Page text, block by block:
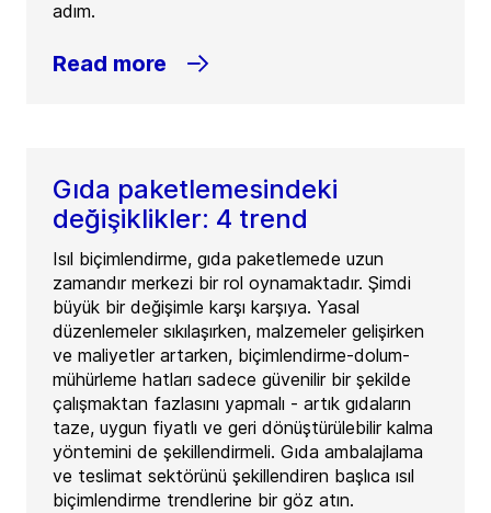
adım.
Read more
Gıda paketlemesindeki
değişiklikler: 4 trend
Isıl biçimlendirme, gıda paketlemede uzun
zamandır merkezi bir rol oynamaktadır. Şimdi
büyük bir değişimle karşı karşıya. Yasal
düzenlemeler sıkılaşırken, malzemeler gelişirken
ve maliyetler artarken, biçimlendirme-dolum-
mühürleme hatları sadece güvenilir bir şekilde
çalışmaktan fazlasını yapmalı - artık gıdaların
taze, uygun fiyatlı ve geri dönüştürülebilir kalma
yöntemini de şekillendirmeli. Gıda ambalajlama
ve teslimat sektörünü şekillendiren başlıca ısıl
biçimlendirme trendlerine bir göz atın.